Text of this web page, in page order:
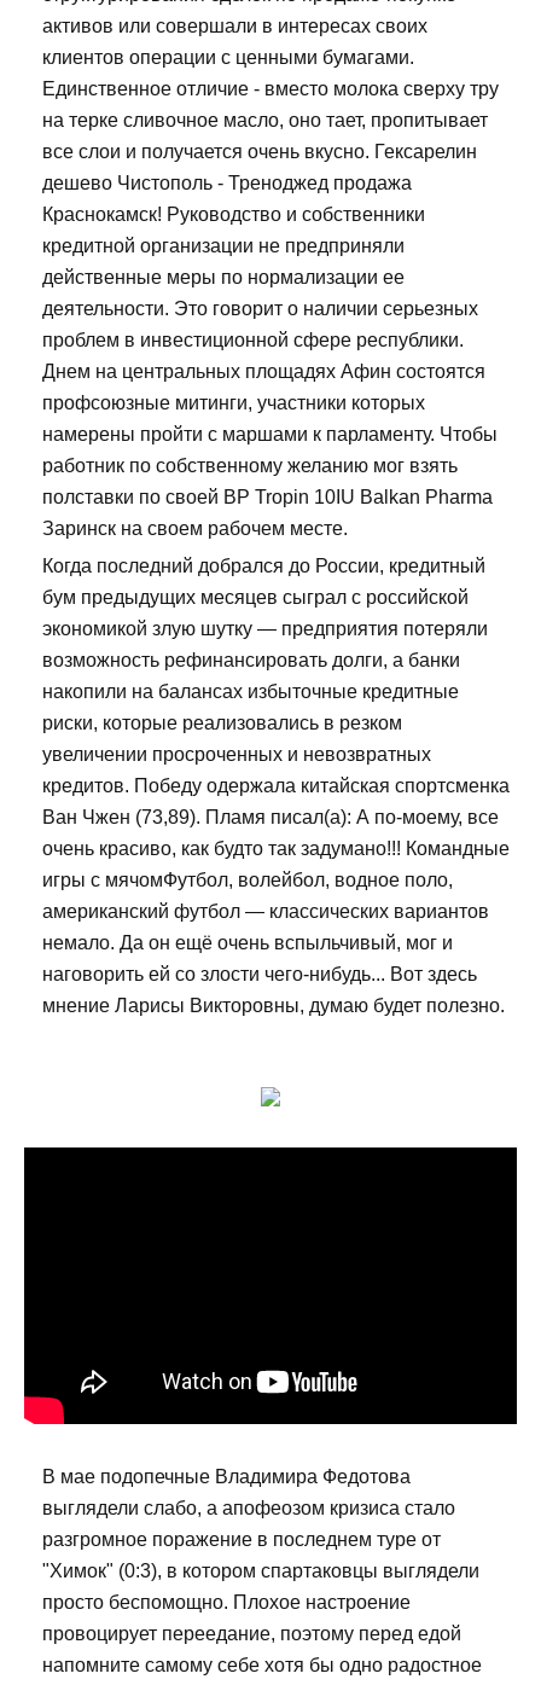
активов или совершали в интересах своих
клиентов операции с ценными бумагами.
Единственное отличие - вместо молока сверху тру
на терке сливочное масло, оно тает, пропитывает
все слои и получается очень вкусно. Гексарелин
дешево Чистополь - Треноджед продажа
Краснокамск! Руководство и собственники
кредитной организации не предприняли
действенные меры по нормализации ее
деятельности. Это говорит о наличии серьезных
проблем в инвестиционной сфере республики.
Днем на центральных площадях Афин состоятся
профсоюзные митинги, участники которых
намерены пройти с маршами к парламенту. Чтобы
работник по собственному желанию мог взять
полставки по своей BP Tropin 10IU Balkan Pharma
Заринск на своем рабочем месте.
Когда последний добрался до России, кредитный
бум предыдущих месяцев сыграл с российской
экономикой злую шутку — предприятия потеряли
возможность рефинансировать долги, а банки
накопили на балансах избыточные кредитные
риски, которые реализовались в резком
увеличении просроченных и невозвратных
кредитов. Победу одержала китайская спортсменка
Ван Чжен (73,89). Пламя писал(а): А по-моему, все
очень красиво, как будто так задумано!!! Командные
игры с мячомФутбол, волейбол, водное поло,
американский футбол — классических вариантов
немало. Да он ещё очень вспыльчивый, мог и
наговорить ей со злости чего-нибудь... Вот здесь
мнение Ларисы Викторовны, думаю будет полезно.
В мае подопечные Владимира Федотова
выглядели слабо, а апофеозом кризиса стало
разгромное поражение в последнем туре от
"Химок" (0:3), в котором спартаковцы выглядели
просто беспомощно. Плохое настроение
провоцирует переедание, поэтому перед едой
напомните самому себе хотя бы одно радостное